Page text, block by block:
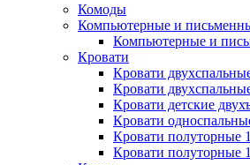
Комоды
Компьютерные и
Компьютерные и
Кровати
Кровати
Кровати
Кровати детские
Кровати
Кровати полуторные
Кровати полуторные